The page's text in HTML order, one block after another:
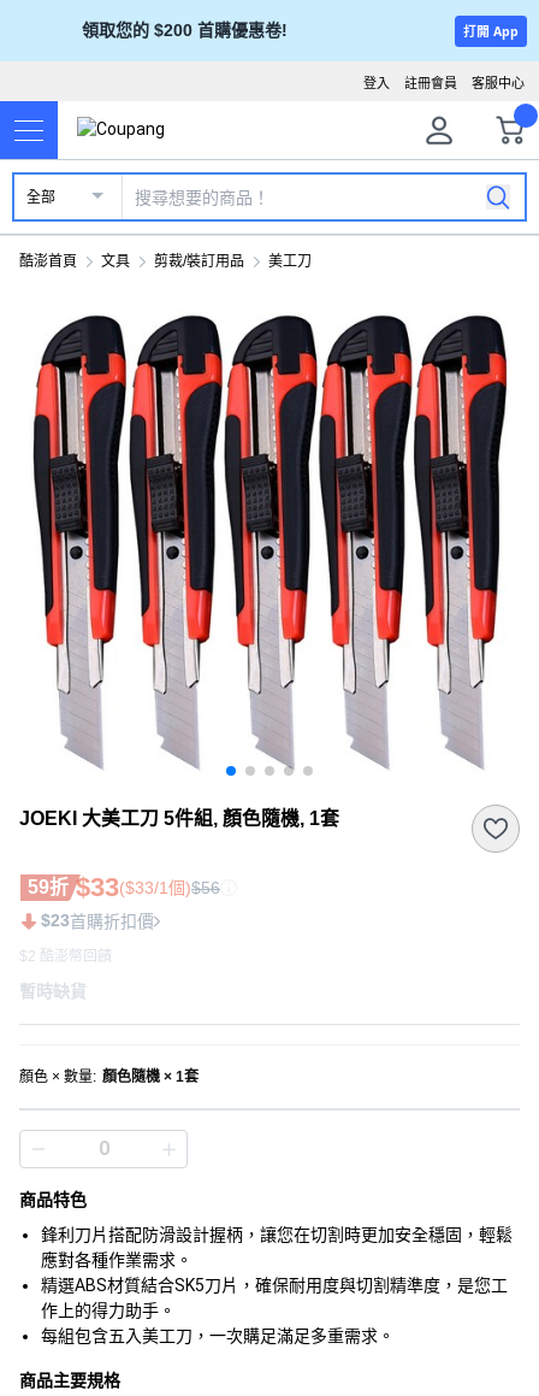
領取您的 $200 首購優惠卷! 打開 App
客服中心
註冊會員
登入
全部
酷澎首頁 文具 剪裁/裝訂用品 美工刀
JOEKI 大美工刀 5件組, 顏色隨機, 1套
59折 $33($33/1個)$56
$23首購折扣價
$2 酷澎幣回饋
暫時缺貨
顏色 × 數量: 顏色隨機 × 1套
商品特色
鋒利刀片搭配防滑設計握柄，讓您在切割時更加安全穩固，輕鬆
應對各種作業需求。
精選ABS材質結合SK5刀片，確保耐用度與切割精準度，是您工
作上的得力助手。
每組包含五入美工刀，一次購足滿足多重需求。
商品主要規格